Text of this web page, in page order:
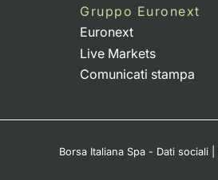
Gruppo Euronext
Euronext
Live Markets
Comunicati stampa
Borsa Italiana Spa - Dati sociali